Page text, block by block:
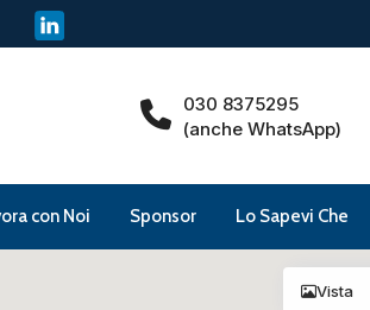
030 8375295
(anche WhatsApp)
con Noi Sponsor Lo Sapevi Che
Vista